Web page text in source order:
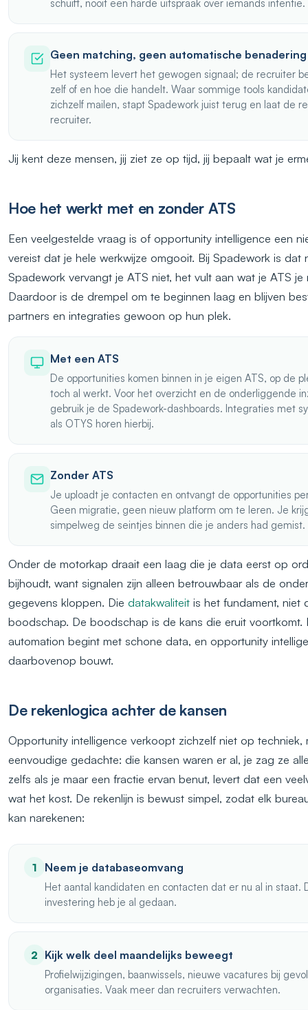
schuift, nooit een harde uitspraak over iemands intentie.
Geen matching, geen automatische benadering
Het systeem levert het gewogen signaal; de recruiter
zelf of en hoe die handelt. Waar sommige tools
zichzelf mailen, stapt Spadework juist terug en laat de
recruiter.
Jij kent deze mensen, jij ziet ze op tijd, jij bepaalt wat je
Hoe het werkt met en zonder ATS
Een veelgestelde vraag is of opportunity intelligence een
vereist dat je hele werkwijze omgooit. Bij Spadework is dat
Spadework vervangt je ATS niet, het vult aan wat je ATS je
Daardoor is de drempel om te beginnen laag en blijven
partners en integraties gewoon op hun plek.
Met een ATS
De opportunities komen binnen in je eigen ATS, op de
toch al werkt. Voor het overzicht en de onderliggende
gebruik je de Spadework-dashboards. Integraties met
als OTYS horen hierbij.
Zonder ATS
Je uploadt je contacten en ontvangt de opportunities
Geen migratie, geen nieuw platform om te leren. Je
simpelweg de seintjes binnen die je anders had gemist.
Onder de motorkap draait een laag die je data eerst op
bijhoudt, want signalen zijn alleen betrouwbaar als de
gegevens kloppen. Die datakwaliteit is het fundament, niet
boodschap. De boodschap is de kans die eruit voortkomt.
automation begint met schone data, en opportunity
daarbovenop bouwt.
De rekenlogica achter de kansen
Opportunity intelligence verkoopt zichzelf niet op techniek,
eenvoudige gedachte: die kansen waren er al, je zag ze
zelfs als je maar een fractie ervan benut, levert dat een
wat het kost. De rekenlijn is bewust simpel, zodat elk
kan narekenen:
1 Neem je databaseomvang
Het aantal kandidaten en contacten dat er nu al in staat.
investering heb je al gedaan.
2 Kijk welk deel maandelijks beweegt
Profielwijzigingen, baanwissels, nieuwe vacatures bij
organisaties. Vaak meer dan recruiters verwachten.